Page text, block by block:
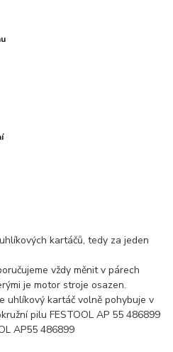
kartáčů, tedy za jeden
vždy měnit v párech
je motor stroje osazen.
uhlíkový kartáč volně pohybuje v
pilu FESTOOL AP 55 486899
AP55 486899